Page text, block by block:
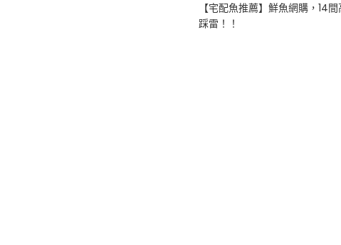
【宅配魚推薦】鮮魚網購，14
踩雷！！